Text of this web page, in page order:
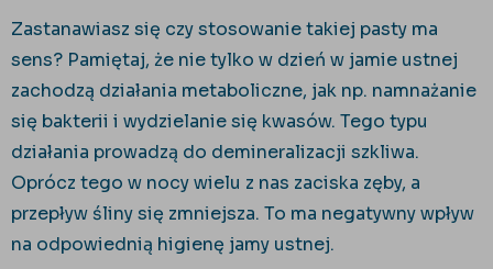
Zastanawiasz się czy stosowanie takiej pasty ma
sens? Pamiętaj, że nie tylko w dzień w jamie ustnej
zachodzą działania metaboliczne, jak np. namnażanie
się bakterii i wydzielanie się kwasów. Tego typu
działania prowadzą do demineralizacji szkliwa.
Oprócz tego w nocy wielu z nas zaciska zęby, a
przepływ śliny się zmniejsza. To ma negatywny wpływ
na odpowiednią higienę jamy ustnej.